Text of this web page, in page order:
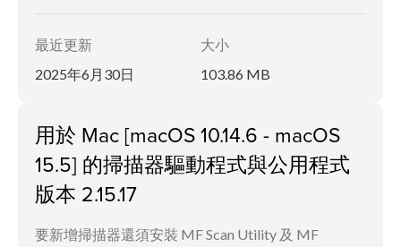
最近更新
2025年6月30日
大小
103.86 MB
用於 Mac [macOS 10.14.6 - macOS
15.5] 的掃描器驅動程式與公用程式
版本 2.15.17
要新增掃描器還須安裝 MF Scan Utility 及 MF